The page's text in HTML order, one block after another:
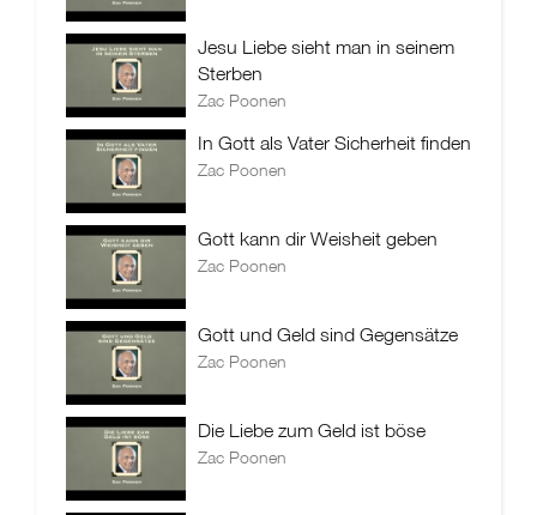
Jesu Liebe sieht man in seinem
Sterben
Zac Poonen
In Gott als Vater Sicherheit finden
Zac Poonen
Gott kann dir Weisheit geben
Zac Poonen
Gott und Geld sind Gegensätze
Zac Poonen
Die Liebe zum Geld ist böse
Zac Poonen